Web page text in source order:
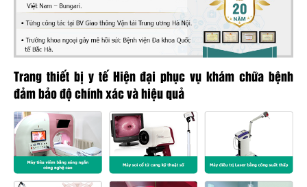
Trang thiết bị y tế Hiện đại phục vụ khám chữa bệnh
đảm bảo độ chính xác và hiệu quả